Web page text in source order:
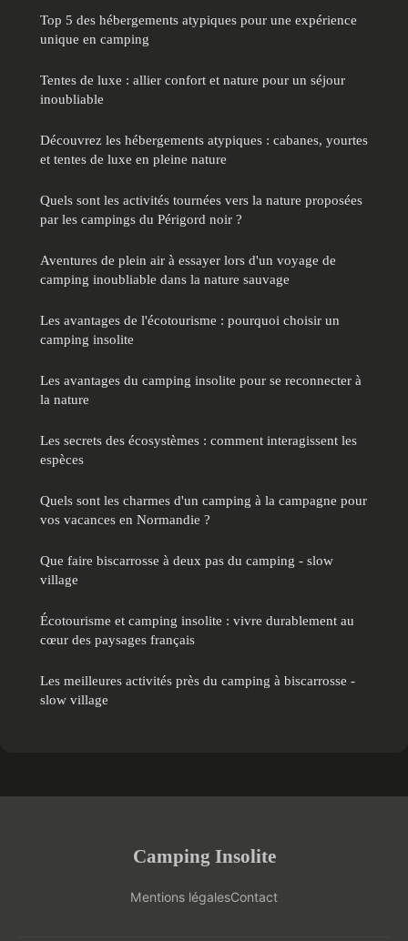
Top 5 des hébergements atypiques pour une expérience
unique en camping
Tentes de luxe : allier confort et nature pour un séjour
inoubliable
Découvrez les hébergements atypiques : cabanes, yourtes
et tentes de luxe en pleine nature
Quels sont les activités tournées vers la nature proposées
par les campings du Périgord noir ?
Aventures de plein air à essayer lors d'un voyage de
camping inoubliable dans la nature sauvage
Les avantages de l'écotourisme : pourquoi choisir un
camping insolite
Les avantages du camping insolite pour se reconnecter à
la nature
Les secrets des écosystèmes : comment interagissent les
espèces
Quels sont les charmes d'un camping à la campagne pour
vos vacances en Normandie ?
Que faire biscarrosse à deux pas du camping - slow
village
Écotourisme et camping insolite : vivre durablement au
cœur des paysages français
Les meilleures activités près du camping à biscarrosse -
slow village
Camping Insolite
Mentions légalesContact